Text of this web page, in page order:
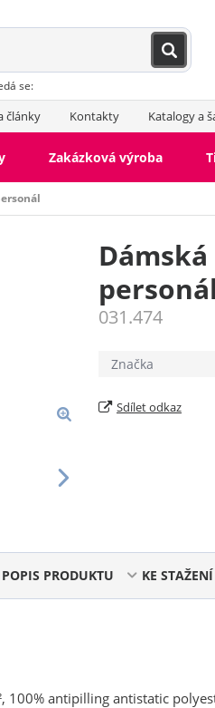
se:
články Kontakty Katalogy a
Zakázková výroba
personál
031.474
Značka
Sdílet odkaz
POPIS PRODUKTU KE STAŽENÍ
100% antipilling antistatic